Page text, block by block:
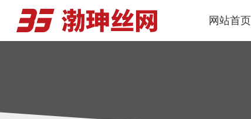
网站首页